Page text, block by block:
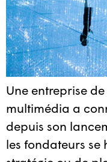
Une entreprise
multimédia a
depuis son
les fondateurs